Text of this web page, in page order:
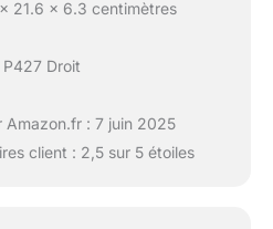
21.6 x 6.3 centimètres
Droit
Amazon.fr : 7 juin 2025
client : 2,5 sur 5 étoiles